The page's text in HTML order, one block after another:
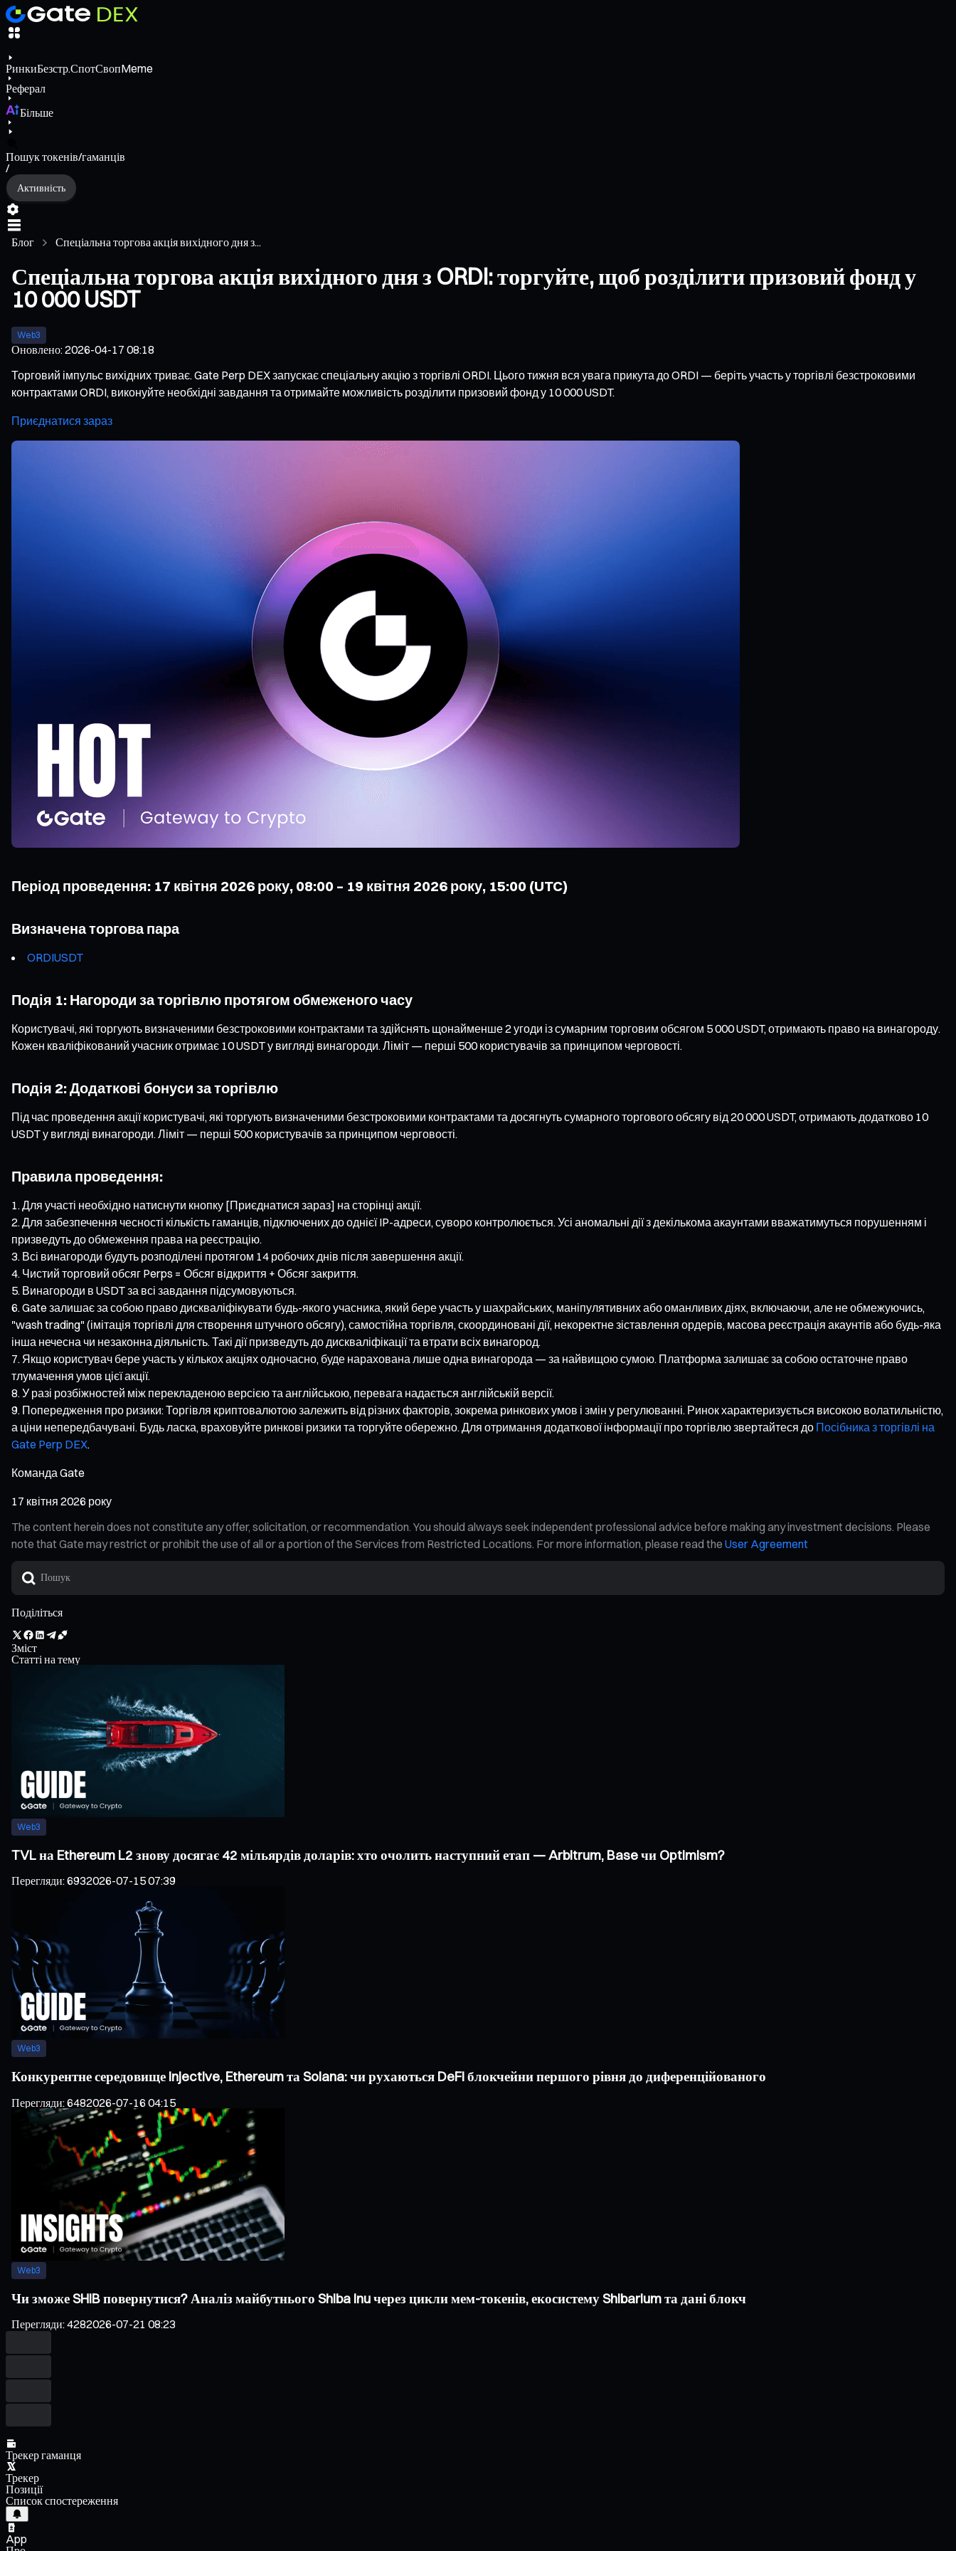
РинкиБезстр.СпотСвопMeme
Реферал
Більше
Пошук токенів/гаманців
/
Активність
Блог Спеціальна торгова акція вихідного дня з...
Спеціальна торгова акція вихідного дня з ORDI: торгуйте, щоб розділити призовий фонд у
10 000 USDT
Web3
Оновлено:2026-04-17 08:18
Торговий імпульс вихідних триває. Gate Perp DEX запускає спеціальну акцію з торгівлі ORDI. Цього тижня вся увага прикута до ORDI — беріть участь у торгівлі безстроковими
контрактами ORDI, виконуйте необхідні завдання та отримайте можливість розділити призовий фонд у 10 000 USDT.
Приєднатися зараз
Період проведення: 17 квітня 2026 року, 08:00 – 19 квітня 2026 року, 15:00 (UTC)
Визначена торгова пара
ORDIUSDT
Подія 1: Нагороди за торгівлю протягом обмеженого часу
Користувачі, які торгують визначеними безстроковими контрактами та здійснять щонайменше 2 угоди із сумарним торговим обсягом 5 000 USDT, отримають право на винагороду.
Кожен кваліфікований учасник отримає 10 USDT у вигляді винагороди. Ліміт — перші 500 користувачів за принципом черговості.
Подія 2: Додаткові бонуси за торгівлю
Під час проведення акції користувачі, які торгують визначеними безстроковими контрактами та досягнуть сумарного торгового обсягу від 20 000 USDT, отримають додатково 10
USDT у вигляді винагороди. Ліміт — перші 500 користувачів за принципом черговості.
Правила проведення:
Для участі необхідно натиснути кнопку [Приєднатися зараз] на сторінці акції.
Для забезпечення чесності кількість гаманців, підключених до однієї IP-адреси, суворо контролюється. Усі аномальні дії з декількома акаунтами вважатимуться порушенням і
призведуть до обмеження права на реєстрацію.
Всі винагороди будуть розподілені протягом 14 робочих днів після завершення акції.
Чистий торговий обсяг Perps = Обсяг відкриття + Обсяг закриття.
Винагороди в USDT за всі завдання підсумовуються.
Gate залишає за собою право дискваліфікувати будь-якого учасника, який бере участь у шахрайських, маніпулятивних або оманливих діях, включаючи, але не обмежуючись,
"wash trading" (імітація торгівлі для створення штучного обсягу), самостійна торгівля, скоординовані дії, некоректне зіставлення ордерів, масова реєстрація акаунтів або будь-яка
інша нечесна чи незаконна діяльність. Такі дії призведуть до дискваліфікації та втрати всіх винагород.
Якщо користувач бере участь у кількох акціях одночасно, буде нарахована лише одна винагорода — за найвищою сумою. Платформа залишає за собою остаточне право
тлумачення умов цієї акції.
У разі розбіжностей між перекладеною версією та англійською, перевага надається англійській версії.
Попередження про ризики: Торгівля криптовалютою залежить від різних факторів, зокрема ринкових умов і змін у регулюванні. Ринок характеризується високою волатильністю,
а ціни непередбачувані. Будь ласка, враховуйте ринкові ризики та торгуйте обережно. Для отримання додаткової інформації про торгівлю звертайтеся до Посібника з торгівлі на
Gate Perp DEX.
Команда Gate
17 квітня 2026 року
The content herein does not constitute any offer, solicitation, or recommendation. You should always seek independent professional advice before making any investment decisions. Please
note that Gate may restrict or prohibit the use of all or a portion of the Services from Restricted Locations. For more information, please read the User Agreement
Поділіться
Зміст
Статті на тему
Web3
TVL на Ethereum L2 знову досягає 42 мільярдів доларів: хто очолить наступний етап — Arbitrum, Base чи Optimism?
Перегляди:6932026-07-15 07:39
Web3
Конкурентне середовище Injective, Ethereum та Solana: чи рухаються DeFi блокчейни першого рівня до диференційованого
Перегляди:6482026-07-16 04:15
Web3
Чи зможе SHIB повернутися? Аналіз майбутнього Shiba Inu через цикли мем-токенів, екосистему Shibarium та дані блокч
Перегляди:4282026-07-21 08:23
Трекер гаманця
Трекер
Позиції
Список спостереження
App